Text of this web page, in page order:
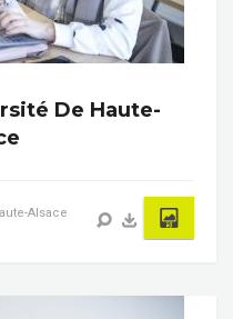
De Haute-
Alsace